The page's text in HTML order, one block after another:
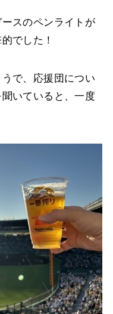
スのペンライトが
でした！
で、応援団につい
いていると、一度